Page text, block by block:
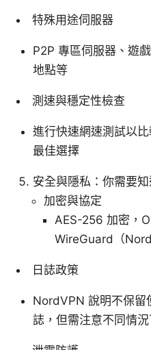
特殊用途伺服器
P2P 專區伺服器、遊
地點等
測速與穩定性檢查
進行快速網速測試以
最佳選擇
安全與隱私：你需要
加密與協定
AES-256 加密，
WireGuard（
日誌政策
NordVPN 說明不保留
誌，但需注意不同情